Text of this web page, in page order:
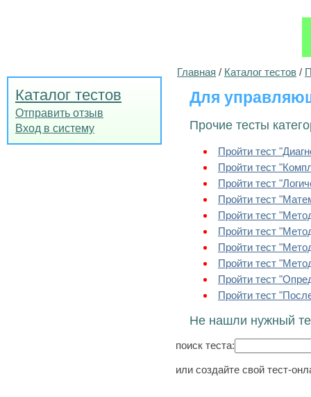
Каталог тестов
Отправить отзыв
Вход в систему
Главная / Каталог тестов /
Для
Прочие тесты
Пройти тест
Пройти тест
Пройти тест
Пройти тест
Пройти тест
Пройти тест
Пройти тест
Пройти тест
Пройти тест
Пройти тест
Не нашли нужный
поиск теста:
или создайте свой тест-